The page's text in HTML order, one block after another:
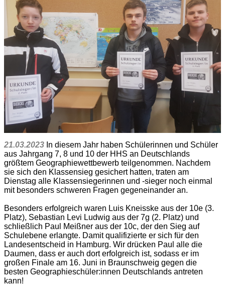
21.03.2023 In diesem Jahr haben Schülerinnen und Schüler
aus Jahrgang 7, 8 und 10 der HHS an Deutschlands
größtem Geographiewettbewerb teilgenommen. Nachdem
sie sich den Klassensieg gesichert hatten, traten am
Dienstag alle Klassensiegerinnen und -sieger noch einmal
mit besonders schweren Fragen gegeneinander an.
Besonders erfolgreich waren Luis Kneisske aus der 10e (3.
Platz), Sebastian Levi Ludwig aus der 7g (2. Platz) und
schließlich Paul Meißner aus der 10c, der den Sieg auf
Schulebene erlangte. Damit qualifizierte er sich für den
Landesentscheid in Hamburg. Wir drücken Paul alle die
Daumen, dass er auch dort erfolgreich ist, sodass er im
großen Finale am 16. Juni in Braunschweig gegen die
besten Geographieschüler:innen Deutschlands antreten
kann!